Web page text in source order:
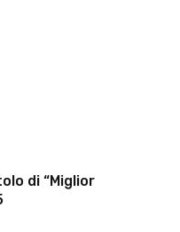
di “Miglior